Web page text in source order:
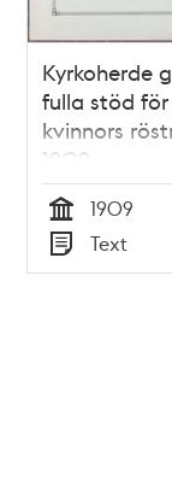
Kyrkoherde
fulla stöd för
kvinnors
1909
Tid
1909
Typ
Text